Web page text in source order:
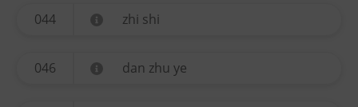
044 zhi shi
046 dan zhu ye